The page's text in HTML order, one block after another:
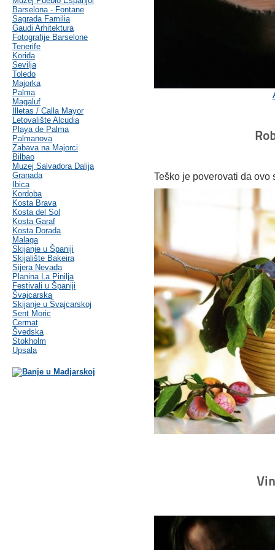
Barselona - Fontane
Sagrada Familia
Gaudi Arhitektura
Fotografije Barselone
Tenerife
Korida
Sevilja
Toledo
Majorka
Palma
Magaluf
Illetas / Calla Mayor
Letovalište Alcudia
Playa de Palma
Palmanova
Zabava na Majorci
Bilbao
Muzej Salvadora Dalija
Granada
Ibica
Kordoba
Kosta Brava
Kosta del Sol
Kosta Garaf
Kosta Dorada
Malaga
Skijanje u Španiji
Skijalište Bakeira
Sijera Nevada
Planina La Pinilja
Festivali u Španiji
Švajcarska
Skijanje u Švajcarskoj
Sent Moric
Cermat
Švedska
Stokholm
Upsala
Teško je poverovati da ovo